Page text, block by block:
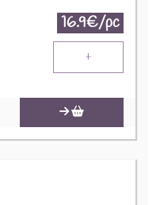
16.9€/pc
+